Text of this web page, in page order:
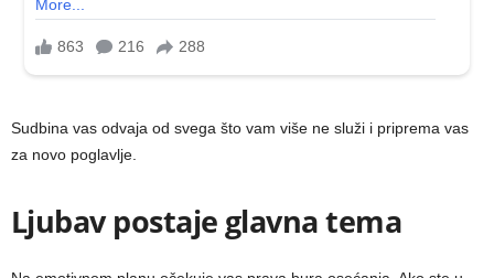
Sudbina vas odvaja od svega što vam više ne služi i priprema vas
za novo poglavlje.
Ljubav postaje glavna tema